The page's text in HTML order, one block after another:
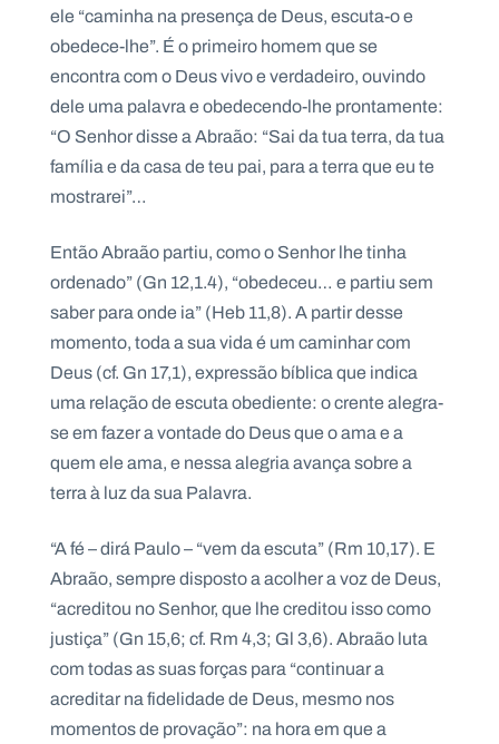
ele “caminha na presença de Deus, escuta-o e
obedece-lhe”. É o primeiro homem que se
encontra com o Deus vivo e verdadeiro, ouvindo
dele uma palavra e obedecendo-lhe prontamente:
“O Senhor disse a Abraão: “Sai da tua terra, da tua
família e da casa de teu pai, para a terra que eu te
mostrarei”…
Então Abraão partiu, como o Senhor lhe tinha
ordenado” (Gn 12,1.4), “obedeceu… e partiu sem
saber para onde ia” (Heb 11,8). A partir desse
momento, toda a sua vida é um caminhar com
Deus (cf. Gn 17,1), expressão bíblica que indica
uma relação de escuta obediente: o crente alegra-
se em fazer a vontade do Deus que o ama e a
quem ele ama, e nessa alegria avança sobre a
terra à luz da sua Palavra.
“A fé – dirá Paulo – “vem da escuta” (Rm 10,17). E
Abraão, sempre disposto a acolher a voz de Deus,
“acreditou no Senhor, que lhe creditou isso como
justiça” (Gn 15,6; cf. Rm 4,3; Gl 3,6). Abraão luta
com todas as suas forças para “continuar a
acreditar na fidelidade de Deus, mesmo nos
momentos de provação”: na hora em que a
d
a
a
c
t
o
N
e
w
l
e